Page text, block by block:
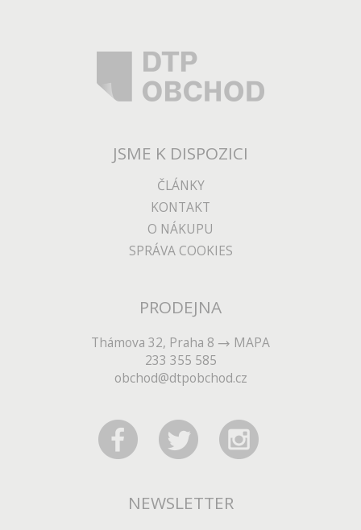
JSME K DISPOZICI
ČLÁNKY
KONTAKT
O NÁKUPU
SPRÁVA COOKIES
PRODEJNA
Thámova 32, Praha 8
MAPA
233 355 585
obchod@dtpobchod.cz
NEWSLETTER